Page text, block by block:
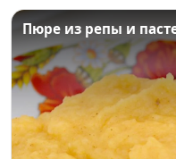
Пюре из репы и